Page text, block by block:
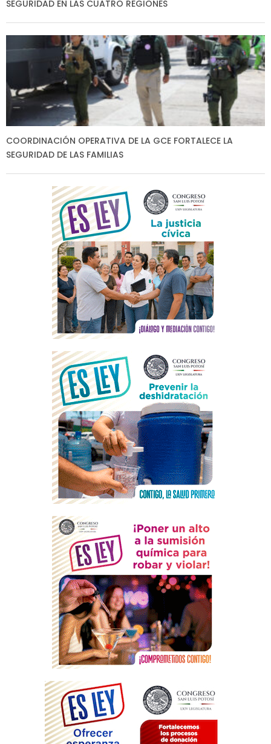
SEGURIDAD EN LAS CUATRO REGIONES
COORDINACIÓN OPERATIVA DE LA GCE FORTALECE LA
SEGURIDAD DE LAS FAMILIAS